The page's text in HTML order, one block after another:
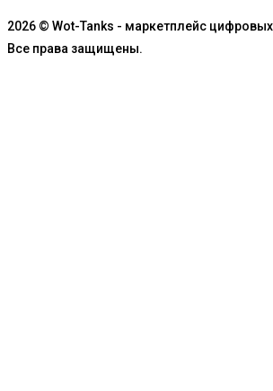
2026 © Wot-Tanks - маркетплейс цифровых
Все права защищены.